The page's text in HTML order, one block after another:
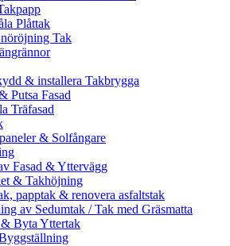
Plåttak
Tak
& installera Takbrygga
Putsa Fasad
Träfasad
& Solfångare
Fasad & Yttervägg
& Takhöjning
papptak & renovera asfaltstak
av Sedumtak / Tak med Gräsmatta
& Byta Yttertak